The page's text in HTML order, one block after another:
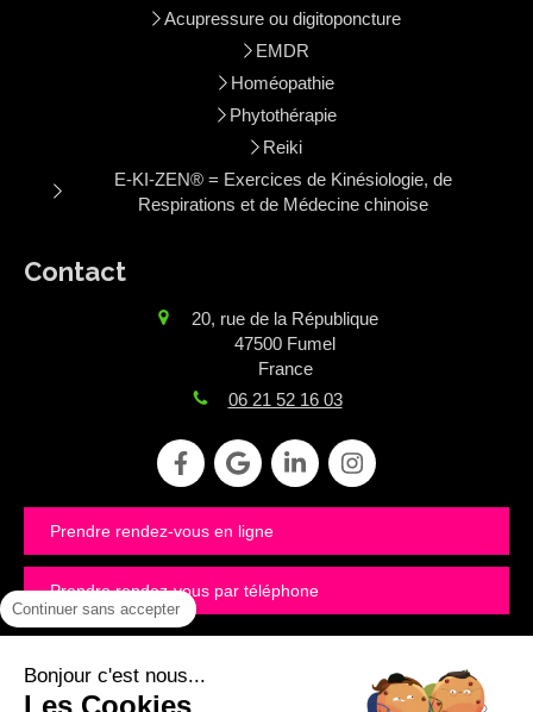
Acupressure ou digitoponcture
EMDR
Homéopathie
Phytothérapie
Reiki
E-KI-ZEN® = Exercices de Kinésiologie, de
Respirations et de Médecine chinoise
Contact
20, rue de la République
47500 Fumel
France
06 21 52 16 03
Prendre rendez-vous en ligne
Prendre rendez-vous par téléphone
©2020 SAS FORMACOM - Kinésiologie
Continuer sans accepter
Bonjour c'est nous...
Les Cookies